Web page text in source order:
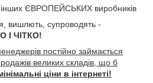
ЄВРОПЕЙСЬКИХ виробників
вишлють, супроводять -
ЧІТКО!
постійно займається
великих складів, що б
ціни в інтернеті!